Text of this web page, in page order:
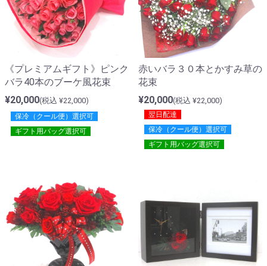
《プレミアムギフト》ピンク
バラ40本のブーケ風花束
¥20,000(税込 ¥22,000)
保冷（クール便）選択可
ギフト用バッグ選択可
赤いバラ３０本とかすみ草の
花束
¥20,000(税込 ¥22,000)
翌日配達
保冷（クール便）選択可
ギフト用バッグ選択可